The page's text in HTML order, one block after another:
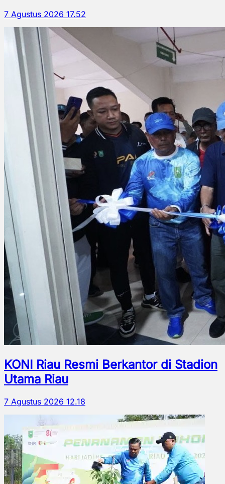
7 Agustus 2026 17.52
KONI Riau Resmi Berkantor di Stadion
Utama Riau
7 Agustus 2026 12.18